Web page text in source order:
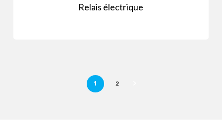
Relais électrique
1 2